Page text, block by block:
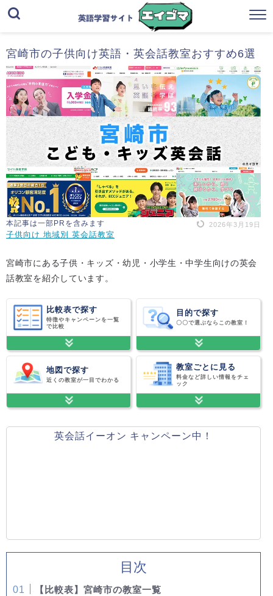
宮崎市の子供向け英語・英会話教室おすすめ6選
本記事は一部PRを含みます 2026年3月19日
子供向け 地域別 英会話教室
宮崎市にある子供・キッズ・幼児・小学生・中学生向けの英会
話教室を紹介しています。
比較表で探す
特徴やキャンペーンを一覧
で比較
目的で探す
〇〇で選ぶならこの教室！
地図で探す
近くの教室が一目でわかる
教室ごとに見る
料金など詳しい情報をチェ
ック
英会話イーオン キャンペーン中！
目次
【比較表】宮崎市の教室一覧